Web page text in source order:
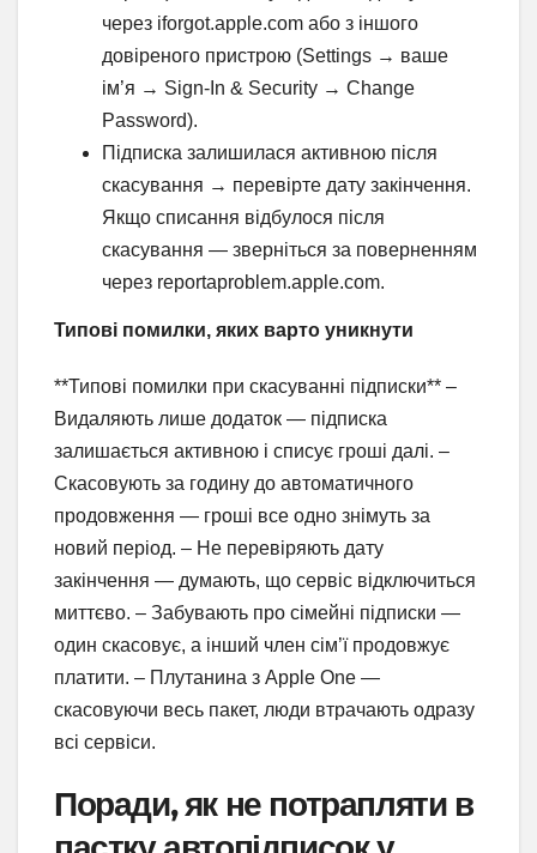
через iforgot.apple.com або з іншого
довіреного пристрою (Settings → ваше
ім’я → Sign-In & Security → Change
Password).
Підписка залишилася активною після
скасування → перевірте дату закінчення.
Якщо списання відбулося після
скасування — зверніться за поверненням
через reportaproblem.apple.com.
Типові помилки, яких варто уникнути
**Типові помилки при скасуванні підписки** –
Видаляють лише додаток — підписка
залишається активною і списує гроші далі. –
Скасовують за годину до автоматичного
продовження — гроші все одно знімуть за
новий період. – Не перевіряють дату
закінчення — думають, що сервіс відключиться
миттєво. – Забувають про сімейні підписки —
один скасовує, а інший член сім’ї продовжує
платити. – Плутанина з Apple One —
скасовуючи весь пакет, люди втрачають одразу
всі сервіси.
Поради, як не потрапляти в